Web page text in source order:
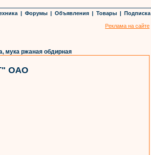
| Форумы | Объявления | Товары | Подписка
Реклама на сайте
ржаная обдирная
ОАО